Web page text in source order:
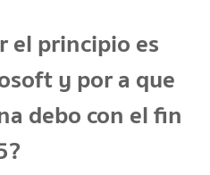
el principio es
y por a que
debo con el fin